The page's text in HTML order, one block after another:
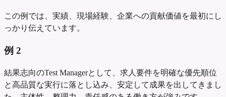
この例では、実績、現場経験、企業への貢献価値を最初にし
っかり伝えています。
例 2
結果志向のTest Managerとして、求人要件を明確な優先順位
と高品質な実行に落とし込み、安定して成果を出してきまし